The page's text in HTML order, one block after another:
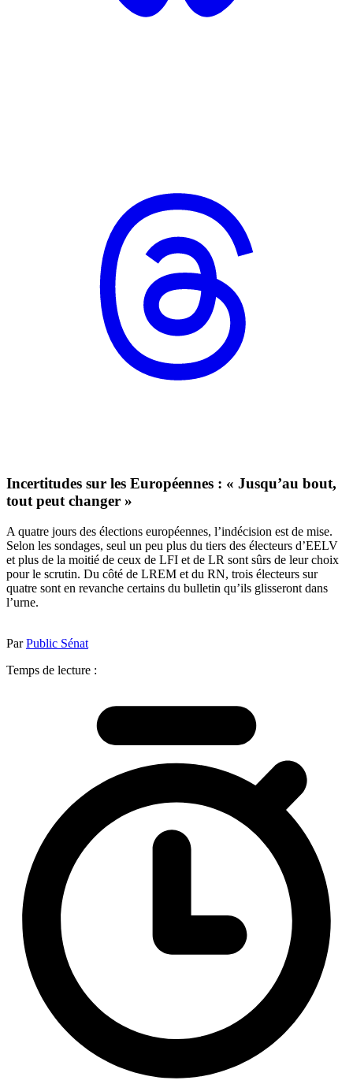
Incertitudes sur les Européennes : « Jusqu’au bout,
tout peut changer »
A quatre jours des élections européennes, l’indécision est de mise.
Selon les sondages, seul un peu plus du tiers des électeurs d’EELV
et plus de la moitié de ceux de LFI et de LR sont sûrs de leur choix
pour le scrutin. Du côté de LREM et du RN, trois électeurs sur
quatre sont en revanche certains du bulletin qu’ils glisseront dans
l’urne.
ParPublic Sénat
Temps de lecture :